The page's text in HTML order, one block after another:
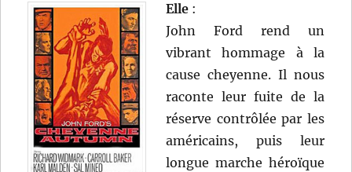
Elle :
John Ford rend un
vibrant hommage à la
cause cheyenne. Il nous
raconte leur fuite de la
réserve contrôlée par les
américains, puis leur
longue marche héroïque